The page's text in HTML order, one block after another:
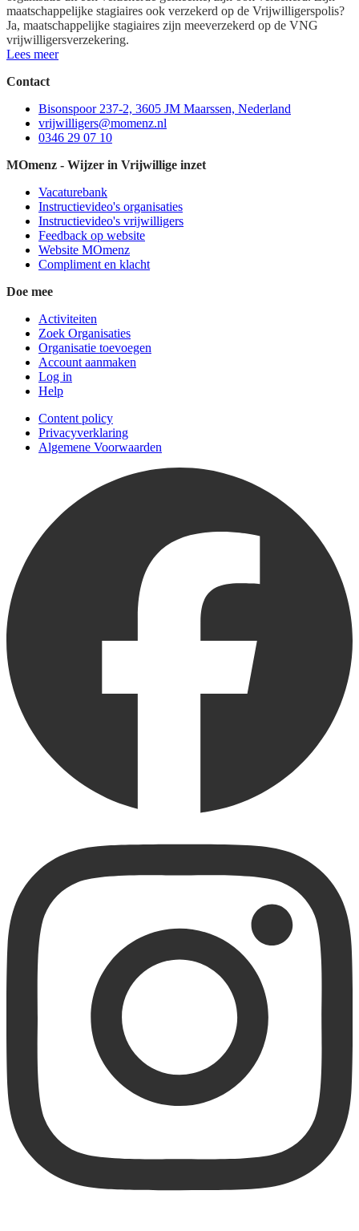
maatschappelijke stagiaires ook verzekerd op de Vrijwilligerspolis?
Ja, maatschappelijke stagiaires zijn meeverzekerd op de VNG
vrijwilligersverzekering.
Lees meer
Contact
Bisonspoor 237-2, 3605 JM Maarssen, Nederland
vrijwilligers@momenz.nl
0346 29 07 10
MOmenz - Wijzer in Vrijwillige inzet
Vacaturebank
Instructievideo's organisaties
Instructievideo's vrijwilligers
Feedback op website
Website MOmenz
Compliment en klacht
Doe mee
Activiteiten
Zoek Organisaties
Organisatie toevoegen
Account aanmaken
Log in
Help
Content policy
Privacyverklaring
Algemene Voorwaarden